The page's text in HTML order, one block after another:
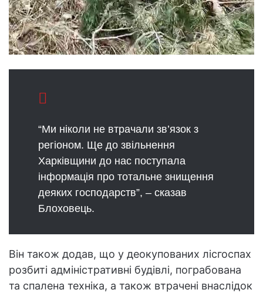
“Ми ніколи не втрачали зв’язок з
регіоном. Ще до звільнення
Харківщини до нас поступала
інформація про тотальне знищення
деяких господарств”, – сказав
Блоховець.
Він також додав, що у деокупованих лісгоспах
розбиті адміністративні будівлі, пограбована
та спалена техніка, а також втрачені внаслідок